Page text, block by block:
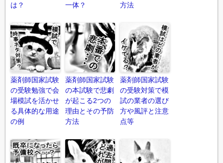
は？
一体？
方法
薬剤師国家試験
の受験勉強で会
場模試を活かせ
る具体的な用途
の例
薬剤師国家試験
の本試験で悲劇
が起こる2つの
理由とその予防
方法
薬剤師国家試験
の受験対策で模
試の業者の選び
方や風評と注意
点等